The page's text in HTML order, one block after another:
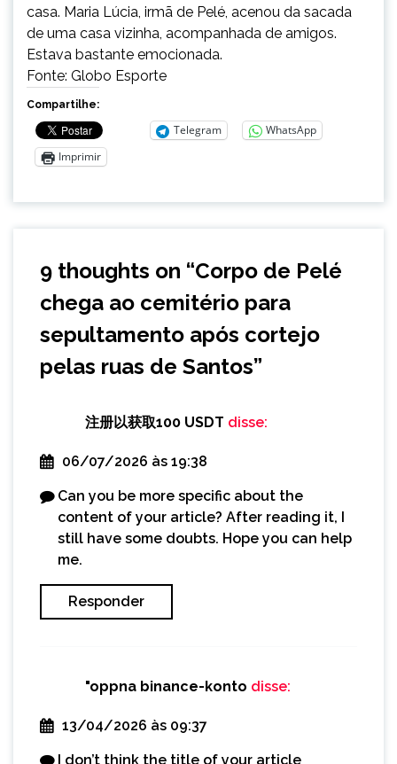
casa. Maria Lúcia, irmã de Pelé, acenou da sacada
de uma casa vizinha, acompanhada de amigos.
Estava bastante emocionada.
Fonte: Globo Esporte
Compartilhe:
Telegram
WhatsApp
Imprimir
9 thoughts on “Corpo de Pelé
chega ao cemitério para
sepultamento após cortejo
pelas ruas de Santos”
注册以获取100 USDT disse:
06/07/2026 às 19:38
Can you be more specific about the
content of your article? After reading it, I
still have some doubts. Hope you can help
me.
Responder
"oppna binance-konto disse:
13/04/2026 às 09:37
I don’t think the title of your article